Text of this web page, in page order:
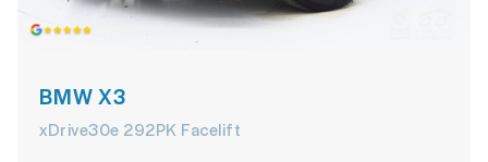
Verkeersbord detectie
OVERIGE
BMW X3
xDrive30e 292PK Facelift